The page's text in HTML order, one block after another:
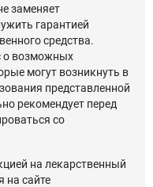
заменяет
гарантией
средства.
о возможных
могут возникнуть в
представленной
рекомендует перед
со
на лекарственный
на сайте